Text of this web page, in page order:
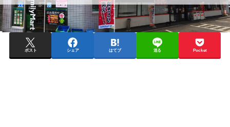
ポスト シェア はてブ 送る Pocket